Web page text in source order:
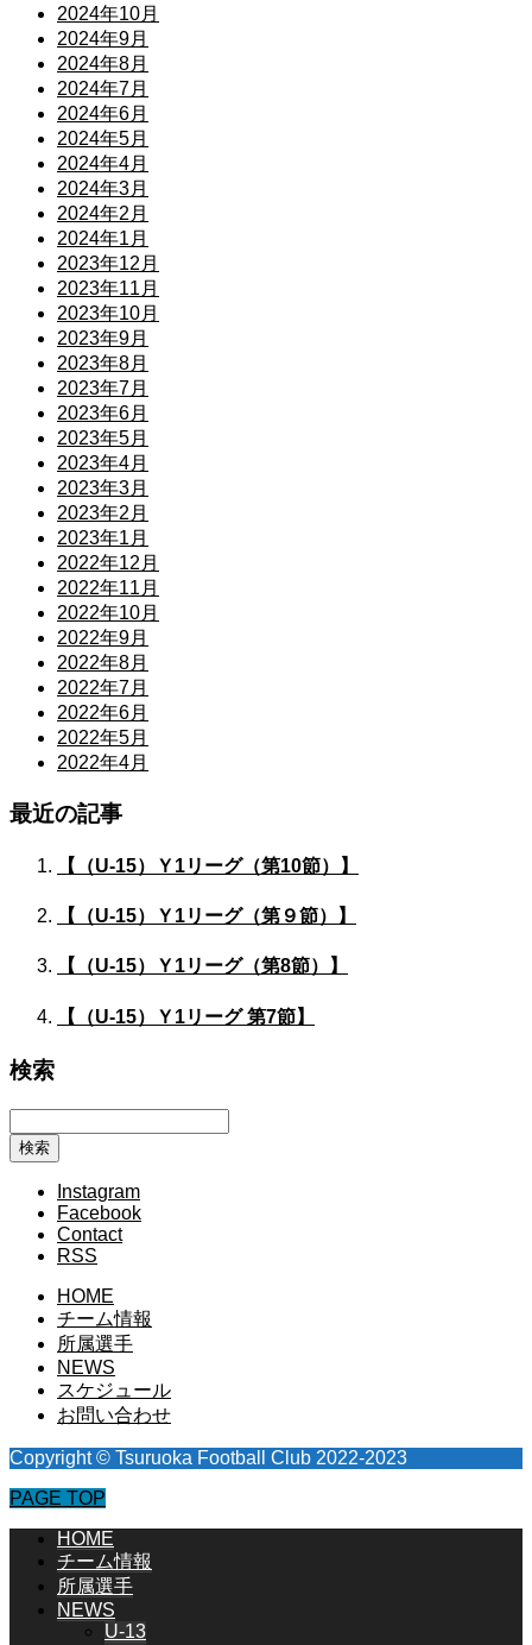
2024年10月
2024年9月
2024年8月
2024年7月
2024年6月
2024年5月
2024年4月
2024年3月
2024年2月
2024年1月
2023年12月
2023年11月
2023年10月
2023年9月
2023年8月
2023年7月
2023年6月
2023年5月
2023年4月
2023年3月
2023年2月
2023年1月
2022年12月
2022年11月
2022年10月
2022年9月
2022年8月
2022年7月
2022年6月
2022年5月
2022年4月
最近の記事
【（U-15）Ｙ1リーグ（第10節）】
【（U-15）Ｙ1リーグ（第９節）】
【（U-15）Ｙ1リーグ（第8節）】
【（U-15）Ｙ1リーグ 第7節】
検索
Instagram
Facebook
Contact
RSS
HOME
チーム情報
所属選手
NEWS
スケジュール
お問い合わせ
Copyright © Tsuruoka Football Club 2022-2023
PAGE TOP
HOME
チーム情報
所属選手
NEWS
U-13